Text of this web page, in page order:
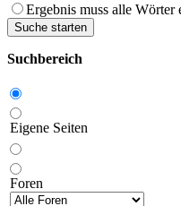
Ergebnis muss alle Wörter
Suche starten
Suchbereich
Eigene Seiten
Foren